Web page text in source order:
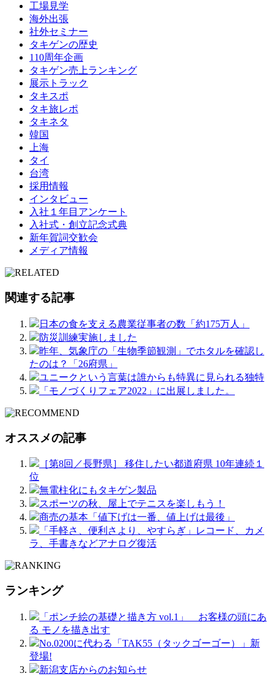
工場見学
海外出張
社外セミナー
タキゲンの歴史
110周年企画
タキゲン売上ランキング
展示トラック
タキスポ
タキ旅レポ
タキネタ
韓国
上海
タイ
台湾
採用情報
インタビュー
入社１年目アンケート
入社式・創立記念式典
新年賀詞交歓会
メディア情報
関連する記事
日本の食を支える農業従事者の数「約175万人」
防災訓練実施しました
昨年、気象庁の「生物季節観測」でホタルを確認し
たのは？「26府県」
ユニークという言葉は誰からも特異に見られる独特
「モノづくりフェア2022」に出展しました。
オススメの記事
［第8回／長野県］ 移住したい都道府県 10年連続１
位
無電柱化にもタキゲン製品
スポーツの秋、屋上でテニスを楽しもう！
商売の基本「値下げは一番、値上げは最後」
「手軽さ、便利さより、やすらぎ」レコード、カメ
ラ、手書きなどアナログ復活
ランキング
「ポンチ絵の基礎と描き方 vol.1」 お客様の頭にあ
る モノを描き出す
No.0200に代わる「TAK55（タックゴーゴー）」新
登場!
新潟支店からのお知らせ